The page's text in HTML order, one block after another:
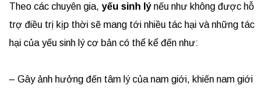
Theo các chuyên gia, yếu sinh lý nếu như không được hỗ
trợ điều trị kịp thời sẽ mang tới nhiều tác hại và những tác
hại của yếu sinh lý cơ bản có thể kể đến như:
– Gây ảnh hưởng đến tâm lý của nam giới, khiến nam giới